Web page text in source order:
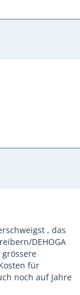
, das
DEHOGA
für
noch auf Jahre